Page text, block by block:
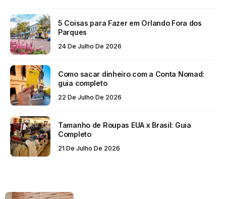
5 Coisas para Fazer em Orlando Fora dos
Parques
24 De Julho De 2026
Como sacar dinheiro com a Conta Nomad:
guia completo
22 De Julho De 2026
Tamanho de Roupas EUA x Brasil: Guia
Completo
21 De Julho De 2026